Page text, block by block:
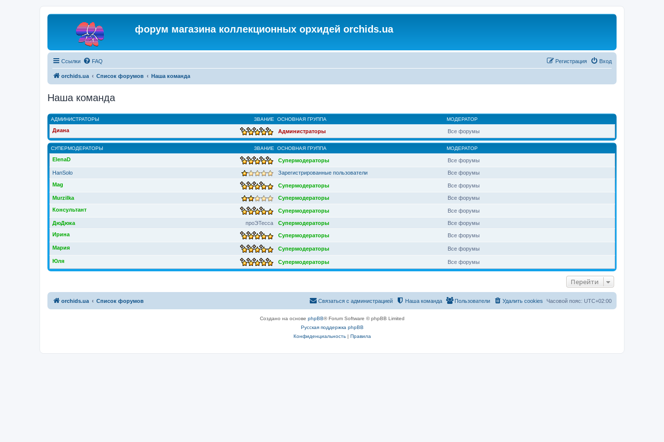
форум магазина коллекционных орхидей orchids.ua
Ссылки FAQ Вход
Регистрация
orchids.ua Список форумов Наша команда
Наша команда
ЗВАНИЕ
АДМИНИСТРАТОРЫ ОСНОВНАЯ ГРУППА МОДЕРАТОР
Диана Администраторы Все форумы
ЗВАНИЕ
СУПЕРМОДЕРАТОРЫ ОСНОВНАЯ ГРУППА МОДЕРАТОР
ElenaD Супермодераторы Все форумы
HanSolo Зарегистрированные пользователи
Все форумы
Mag
Супермодераторы Все форумы
Murzilka Супермодераторы
Все форумы
Консультант
Супермодераторы Все форумы
проЭТесса
ДюДюка Супермодераторы
Все форумы
Ирина
Супермодераторы Все форумы
Мария Супермодераторы Все форумы
Юля Супермодераторы Все форумы
Перейти
orchids.ua Список форумов Часовой пояс: UTC+02:00
Удалить cookies
Пользователи
Наша команда
Связаться с администрацией
Создано на основе phpBB® Forum Software © phpBB Limited
Русская поддержка phpBB
Конфиденциальность| Правила